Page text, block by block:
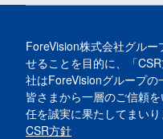
ForeVision株式会社グル
せることを目的に、「
社はForeVisionグループ
皆さまから一層のご信頼
任を誠実に果たしてまいり
CSR方針